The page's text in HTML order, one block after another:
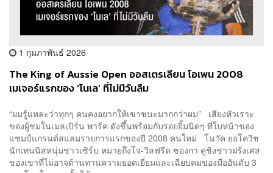
1 กุมภาพันธ์ 2026
The King of Aussie Open ออสเตรเลียน โอเพน 2008
เมเจอร์แรกของ ‘โนเล’ ที่ไม่มีวันลืม
“ผมรู้แหละว่าทุกๆ คนคงอยากให้เขาชนะมากกว่าผม” เสียงหัวเราะ
ของผู้ชมในเมลเบิร์น พาร์ค ดังขึ้นพร้อมกับรอยยิ้มนิดๆ ที่ใบหน้าของ
แชมป์แกรนด์สแลมรายการแรกของปี 2008 คนใหม่ โนวัค ยอโควิช
นักเทนนิสหนุ่มชาวเซิร์บ หมายถึงโจ-วิลฟรีด ซองกา คู่ชิงชาวฝรั่งเศส
ของเขาที่ไม่อาจต้านทานความยอดเยี่ยมและเฉียบคมของมืออันดับ 3